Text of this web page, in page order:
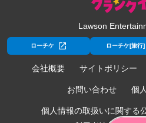
Lawson
ローチケ ローチケ[旅行]
会社概要 サイトポリシー
お問い合わせ 個
個人情報の取扱いに関する